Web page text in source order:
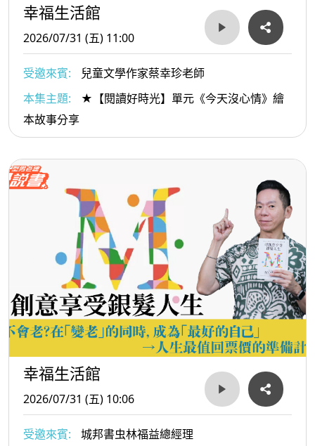
幸福生活館
2026/07/31 (五) 11:00
受邀來賓:
兒童文學作家蔡幸珍老師
本集主題:
★【閱讀好時光】單元《今天沒心情》繪
本故事分享
幸福生活館
2026/07/31 (五) 10:06
受邀來賓:
城邦書虫林福益總經理